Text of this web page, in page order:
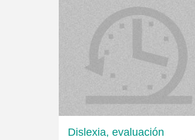
Dislexia, evaluación